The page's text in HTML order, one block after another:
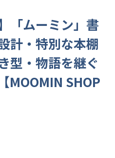
「ムーミン」書
計・特別な本棚
型・物語を継ぐ
MOOMIN SHOP